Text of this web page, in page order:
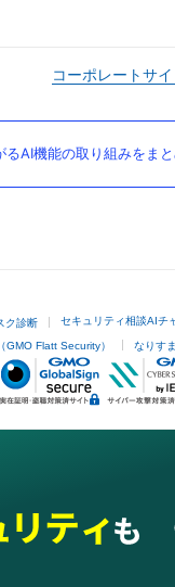
コーポレートサイ
AI機能の取り組みをまと
ク診断 セキュリティ相談AIチ
GMO Flatt Security） なりす